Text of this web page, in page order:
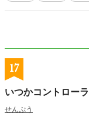
17
いつかコントロー
せんぷう